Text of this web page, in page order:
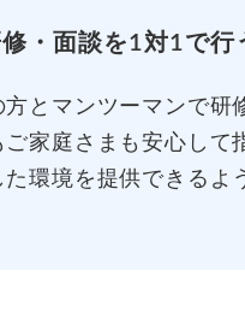
・面談を1対1で行
とマンツーマンで研
家庭さまも安心して
環境を提供できるよ